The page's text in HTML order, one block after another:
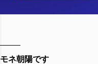
モネ朝陽です